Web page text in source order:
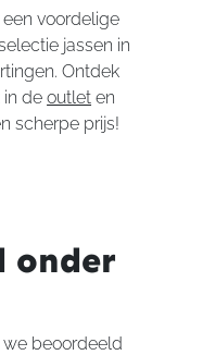
voordelige
jassen in
Ontdek
in deoutlet en
scherpe prijs!
onder
beoordeeld